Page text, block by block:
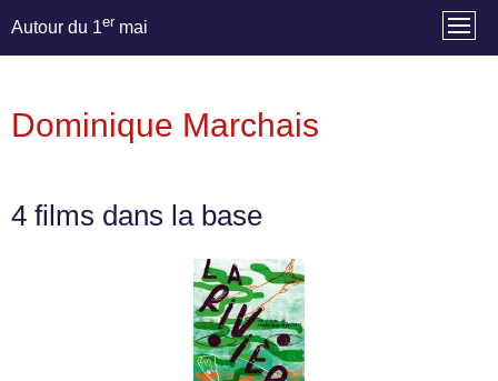
Autour du 1er mai
Dominique Marchais
4 films dans la base